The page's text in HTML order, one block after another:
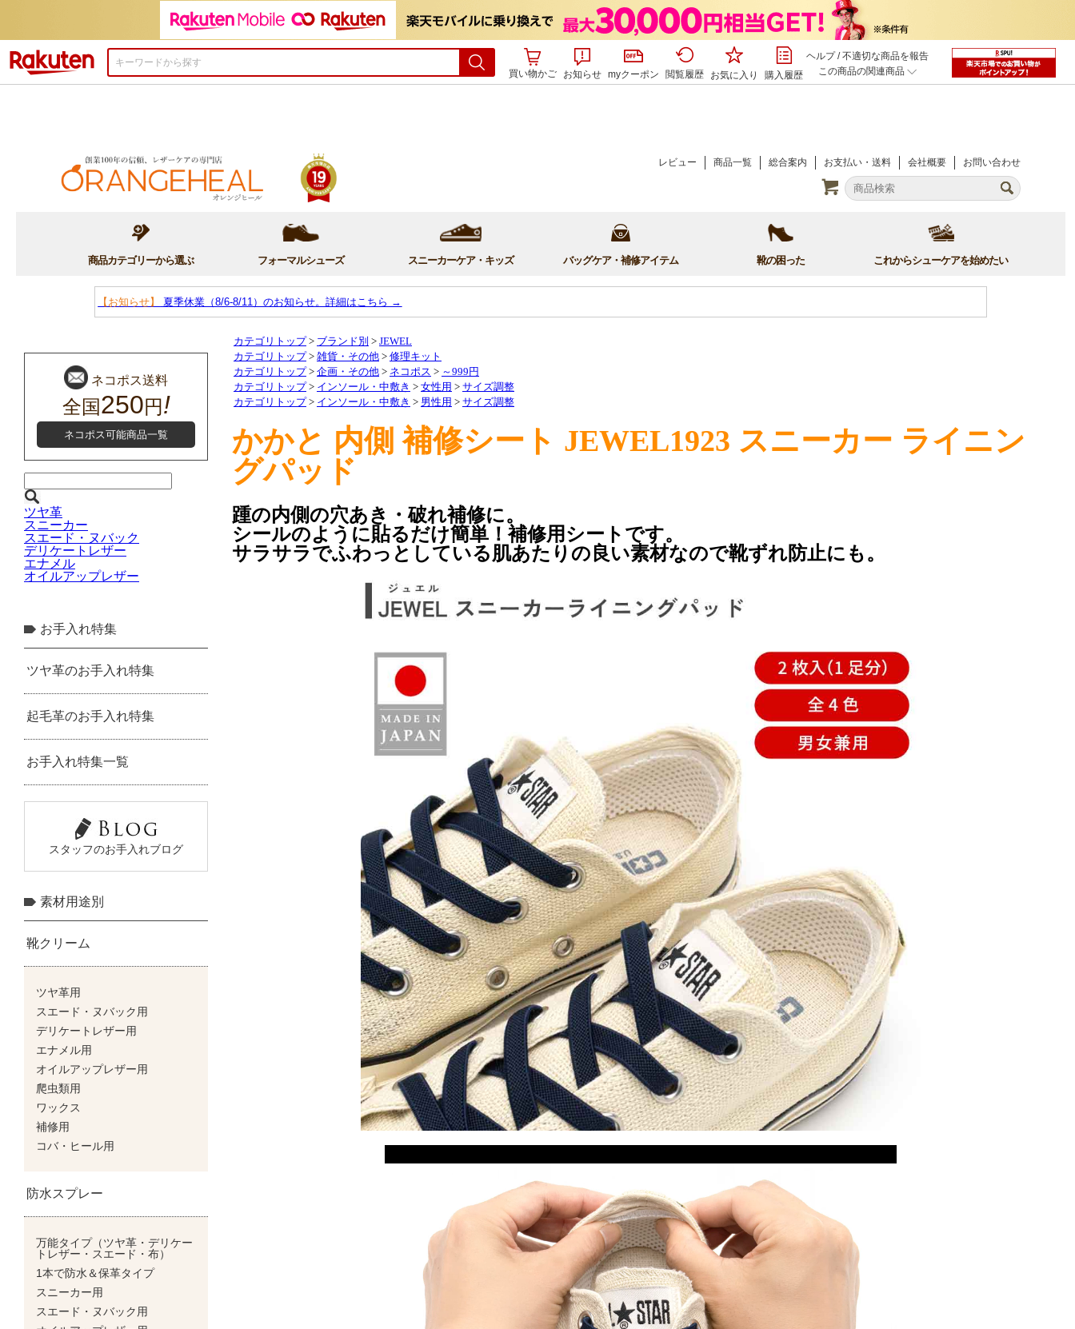
買い物かご
お知らせ myクーポン 閲覧履歴 お気に入り 購入履歴
ヘルプ/不適切な商品を報告
この商品の関連商品
レビュー 商品一覧 総合案内 お支払い・送料 会社概要 お問い合わせ
商品カテゴリーから選ぶ フォーマルシューズ スニーカーケア・キッズ バッグケア・補修アイテム 靴の困った これからシューケアを始めたい
【お知らせ】 夏季休業（8/6-8/11）のお知らせ。詳細はこちら →
カテゴリトップ > ブランド別 > JEWEL
カテゴリトップ > 雑貨・その他 > 修理キット
カテゴリトップ > 企画・その他 > ネコポス > ～999円
カテゴリトップ > インソール・中敷き > 女性用 > サイズ調整
カテゴリトップ > インソール・中敷き > 男性用 > サイズ調整
かかと 内側 補修シート JEWEL1923 スニーカー ライニン
グパッド
踵の内側の穴あき・破れ補修に。
シールのように貼るだけ簡単！補修用シートです。
サラサラでふわっとしている肌あたりの良い素材なので靴ずれ防止にも。